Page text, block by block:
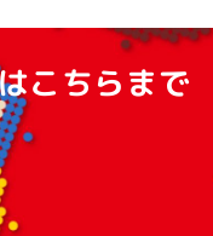
こちらまで